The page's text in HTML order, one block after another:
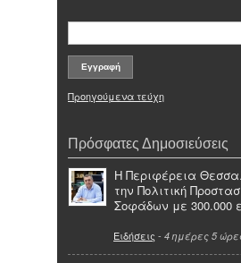
Προηγούμενα τεύχη
Πρόσφατες Δημοσιεύσεις
Η Περιφέρεια
την Πολιτική
Σοφάδων με 300.000
Ειδήσεις - 4 ημέρες 5